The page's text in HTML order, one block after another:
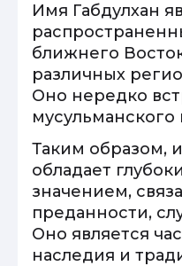
Имя Габдулхан
ближнего
различных
Оно нередко
мусульманского
Таким образом,
обладает
значением,
преданности,
Оно является
наследия и